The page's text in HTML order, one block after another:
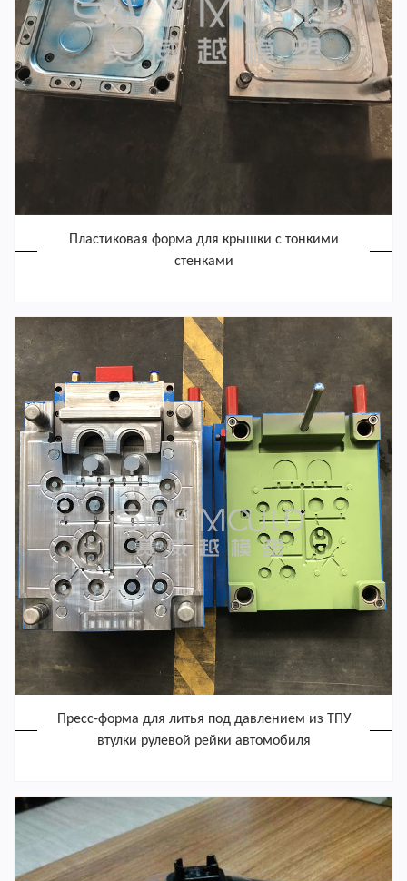
Пластиковая форма для крышки с тонкими
стенками
Пресс-форма для литья под давлением из ТПУ
втулки рулевой рейки автомобиля